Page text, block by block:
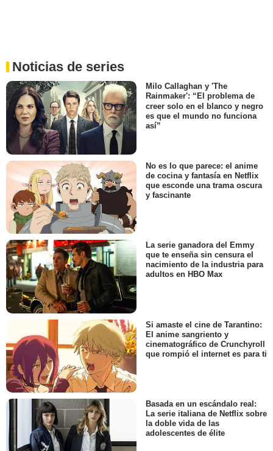
Noticias de series
Milo Callaghan y 'The
Rainmaker': “El problema de
creer solo en el blanco y negro
es que el mundo no funciona
así”
No es lo que parece: el anime
de cocina y fantasía en Netflix
que esconde una trama oscura
y fascinante
La serie ganadora del Emmy
que te enseña sin censura el
nacimiento de la industria para
adultos en HBO Max
Si amaste el cine de Tarantino:
El anime sangriento y
cinematográfico de Crunchyroll
que rompió el internet es para ti
Basada en un escándalo real:
La serie italiana de Netflix sobre
la doble vida de las
adolescentes de élite